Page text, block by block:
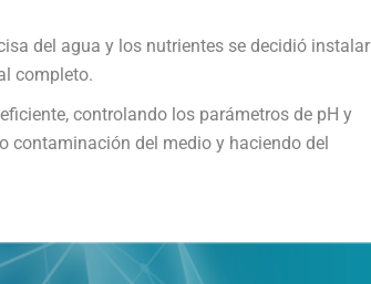
del agua y los nutrientes se decidió instalar
completo.
controlando los parámetros de pH y
contaminación del medio y haciendo del